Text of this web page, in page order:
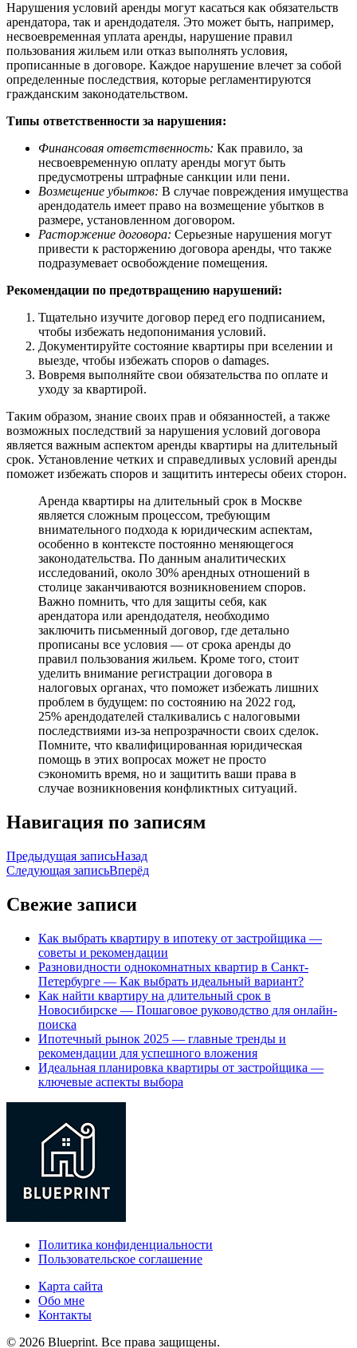
Нарушения условий аренды могут касаться как обязательств
арендатора, так и арендодателя. Это может быть, например,
несвоевременная уплата аренды, нарушение правил
пользования жильем или отказ выполнять условия,
прописанные в договоре. Каждое нарушение влечет за собой
определенные последствия, которые регламентируются
гражданским законодательством.
Типы ответственности за нарушения:
Финансовая ответственность: Как правило, за
несвоевременную оплату аренды могут быть
предусмотрены штрафные санкции или пени.
Возмещение убытков: В случае повреждения имущества
арендодатель имеет право на возмещение убытков в
размере, установленном договором.
Расторжение договора: Серьезные нарушения могут
привести к расторжению договора аренды, что также
подразумевает освобождение помещения.
Рекомендации по предотвращению нарушений:
Тщательно изучите договор перед его подписанием,
чтобы избежать недопонимания условий.
Документируйте состояние квартиры при вселении и
выезде, чтобы избежать споров о damages.
Вовремя выполняйте свои обязательства по оплате и
уходу за квартирой.
Таким образом, знание своих прав и обязанностей, а также
возможных последствий за нарушения условий договора
является важным аспектом аренды квартиры на длительный
срок. Установление четких и справедливых условий аренды
поможет избежать споров и защитить интересы обеих сторон.
Аренда квартиры на длительный срок в Москве
является сложным процессом, требующим
внимательного подхода к юридическим аспектам,
особенно в контексте постоянно меняющегося
законодательства. По данным аналитических
исследований, около 30% арендных отношений в
столице заканчиваются возникновением споров.
Важно помнить, что для защиты себя, как
арендатора или арендодателя, необходимо
заключить письменный договор, где детально
прописаны все условия — от срока аренды до
правил пользования жильем. Кроме того, стоит
уделить внимание регистрации договора в
налоговых органах, что поможет избежать лишних
проблем в будущем: по состоянию на 2022 год,
25% арендодателей сталкивались с налоговыми
последствиями из-за непрозрачности своих сделок.
Помните, что квалифицированная юридическая
помощь в этих вопросах может не просто
сэкономить время, но и защитить ваши права в
случае возникновения конфликтных ситуаций.
Навигация по записям
Предыдущая записьНазад
Следующая записьВперёд
Свежие записи
Как выбрать квартиру в ипотеку от застройщика —
советы и рекомендации
Разновидности однокомнатных квартир в Санкт-
Петербурге — Как выбрать идеальный вариант?
Как найти квартиру на длительный срок в
Новосибирске — Пошаговое руководство для онлайн-
поиска
Ипотечный рынок 2025 — главные тренды и
рекомендации для успешного вложения
Идеальная планировка квартиры от застройщика —
ключевые аспекты выбора
Политика конфиденциальности
Пользовательское соглашение
Карта сайта
Обо мне
Контакты
© 2026 Blueprint. Все права защищены.